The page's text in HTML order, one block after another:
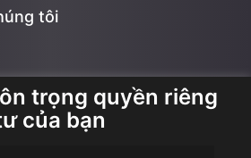
tôi
trọng quyền riêng
của bạn